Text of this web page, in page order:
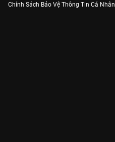
Chính Sách Bảo Vệ Thông Tin Cá Nhân